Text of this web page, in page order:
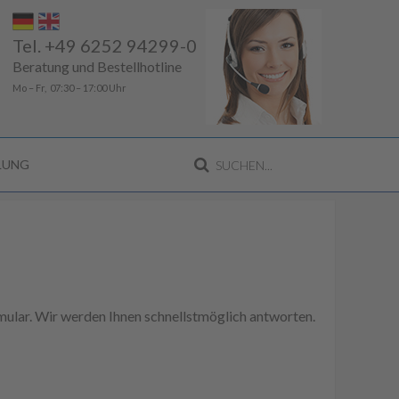
Tel. +49 6252 94299-0
Beratung und Bestellhotline
Mo – Fr, 07:30 – 17:00 Uhr
Wir werden Ihnen schnellstmöglich antworten.